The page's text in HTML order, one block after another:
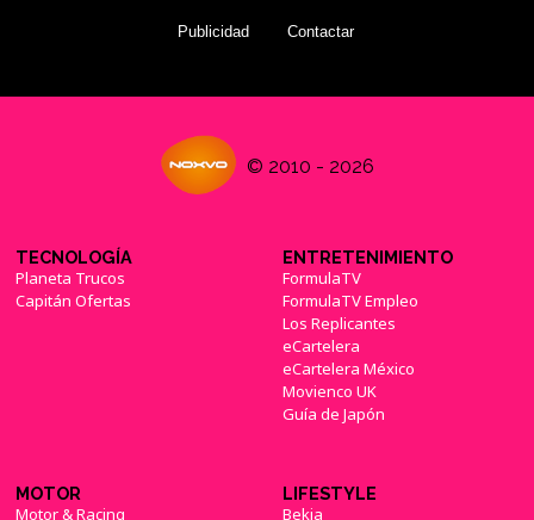
Publicidad Contactar
© 2010 - 2026
TECNOLOGÍA
Planeta Trucos
Capitán Ofertas
ENTRETENIMIENTO
FormulaTV
FormulaTV Empleo
Los Replicantes
eCartelera
eCartelera México
Movienco UK
Guía de Japón
MOTOR
Motor & Racing
LIFESTYLE
Bekia